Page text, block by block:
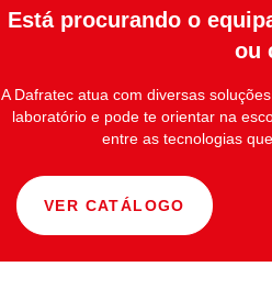
Está procurando o
ou
A Dafratec atua com diversas
laboratório e pode te orientar na
entre as tecnologias
VER CATÁLOGO